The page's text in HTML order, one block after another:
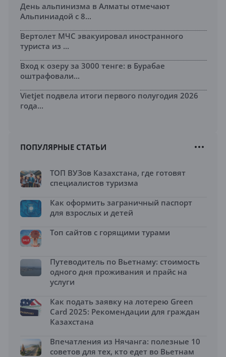
День альпинизма в Алматы отмечают
Альпиниадой с 8...
Вертолет МЧС эвакуировал иностранного
туриста из ...
Вход к озеру за 3000 тенге: в Бурабае
оштрафовали...
Vietjet подвела итоги первого полугодия 2026
года...
ПОПУЛЯРНЫЕ СТАТЬИ
ТОП ВУЗов Казахстана, где готовят
специалистов туризма
Как оформить заграничный паспорт
для взрослых и детей
Топ сайтов с горящими турами
Путеводитель по Вьетнаму: стоимость
одного дня проживания и прайс на
услуги
Как подать заявку на лотерею Green
Card 2025: Рекомендации для граждан
Казахстана
Впечатления из Нячанга: полезные 10
советов для тех, кто едет во Вьетнам